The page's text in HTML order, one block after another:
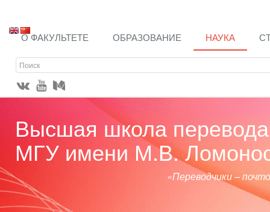
О ФАКУЛЬТЕТЕ ОБРАЗОВАНИЕ НАУКА
Высшая школа
МГУ имени М.В.
«Переводчики –